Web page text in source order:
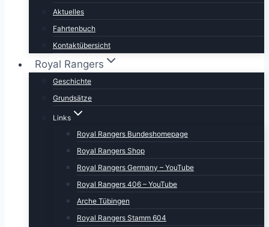
Aktuelles
Fahrtenbuch
Kontaktübersicht
Royal Rangers
Geschichte
Grundsätze
Links
Royal Rangers Bundeshomepage
Royal Rangers Shop
Royal Rangers Germany – YouTube
Royal Rangers 406 – YouTube
Arche Tübingen
Royal Rangers Stamm 604